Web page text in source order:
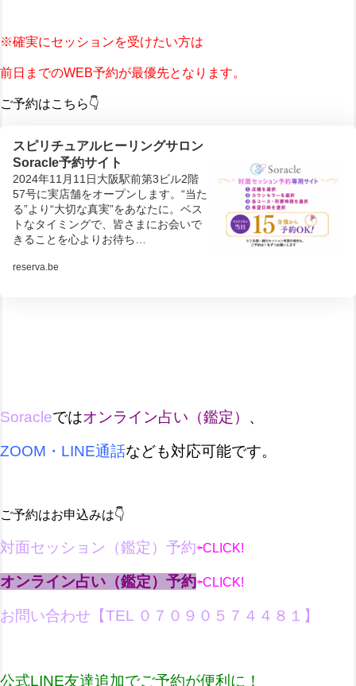
※確実にセッションを受けたい方は
前日までのWEB予約が最優先となります。
ご予約はこちら👇
スピリチュアルヒーリングサロン
Soracle予約サイト
2024年11月11日大阪駅前第3ビル2階
57号に実店舗をオープンします。“当た
る”より“大切な真実”をあなたに。ベス
トなタイミングで、皆さまにお会いで
きることを心よりお待ち…
reserva.be
Soracleではオンライン占い（鑑定） 、
ZOOM・LINE通話なども対応可能です。
ご予約はお申込みは👇
対面セッション（鑑定）予約⇦CLICK!
オンライン占い（鑑定）予約⇦CLICK!
お問い合わせ【TEL ０７０９０５７４４８１ 】
公式LINE友達追加でご予約が便利に！